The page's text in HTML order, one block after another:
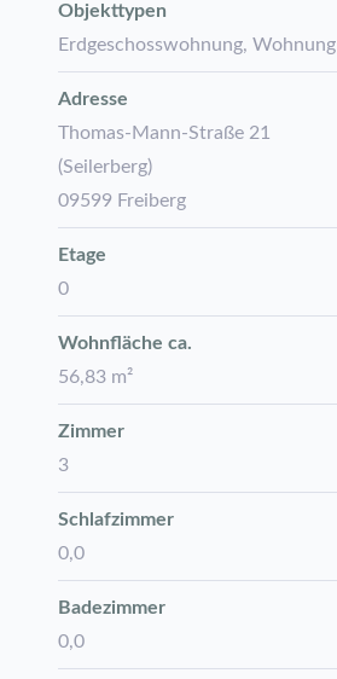
Objekttypen
Erdgeschosswohnung, Wohnung
Adresse
Thomas-Mann-Straße 21
(Seilerberg)
09599 Freiberg
Etage
0
Wohnfläche ca.
56,83 m²
Zimmer
3
Schlafzimmer
0,0
Badezimmer
0,0